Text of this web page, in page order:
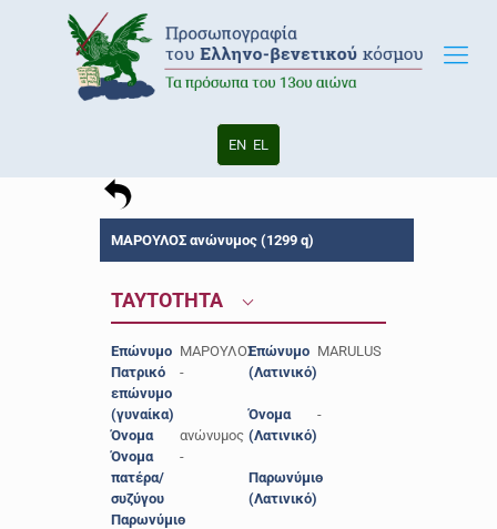
EN EL
ΜΑΡΟΥΛΟΣ ανώνυμος (1299 q)
ΤΑΥΤΟΤΗΤΑ
Επώνυμο ΜΑΡΟΥΛΟΣ
Πατρικό
επώνυμο
(γυναίκα)
-
Όνομα
ανώνυμος
Όνομα
πατέρα/
συζύγου
-
Παρωνύμιο
-
Επώνυμο
(Λατινικό)
MARULUS
Όνομα
(Λατινικό)
-
Παρωνύμιο
(Λατινικό)
-